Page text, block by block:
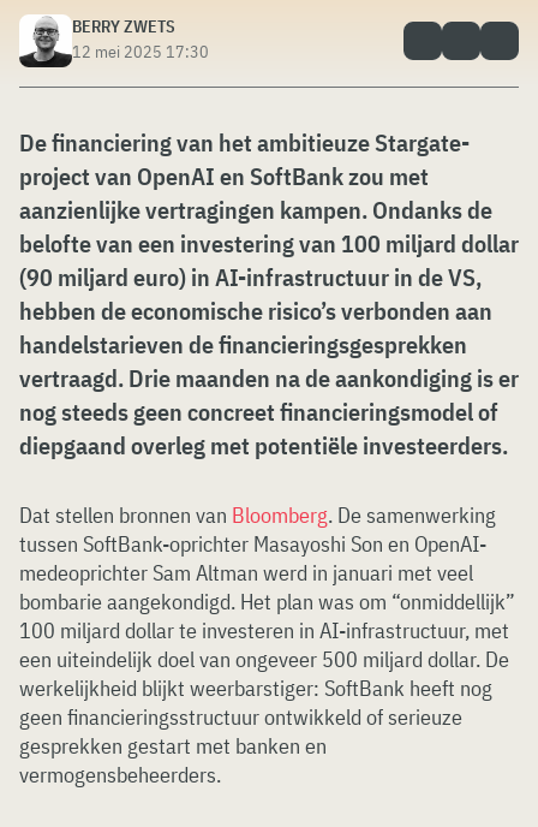
BERRY ZWETS
12 mei 2025 17:30
De financiering van het ambitieuze Stargate-
project van OpenAI en SoftBank zou met
aanzienlijke vertragingen kampen. Ondanks de
belofte van een investering van 100 miljard dollar
(90 miljard euro) in AI-infrastructuur in de VS,
hebben de economische risico’s verbonden aan
handelstarieven de financieringsgesprekken
vertraagd. Drie maanden na de aankondiging is er
nog steeds geen concreet financieringsmodel of
diepgaand overleg met potentiële investeerders.
Dat stellen bronnen van Bloomberg. De samenwerking
tussen SoftBank-oprichter Masayoshi Son en OpenAI-
medeoprichter Sam Altman werd in januari met veel
bombarie aangekondigd. Het plan was om “onmiddellijk”
100 miljard dollar te investeren in AI-infrastructuur, met
een uiteindelijk doel van ongeveer 500 miljard dollar. De
werkelijkheid blijkt weerbarstiger: SoftBank heeft nog
geen financieringsstructuur ontwikkeld of serieuze
gesprekken gestart met banken en
vermogensbeheerders.